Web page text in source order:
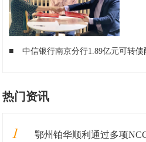
■ 中信银行南京分行1.89亿元可转债
热门资讯
1 鄂州铂华顺利通过多项NCCL室间质